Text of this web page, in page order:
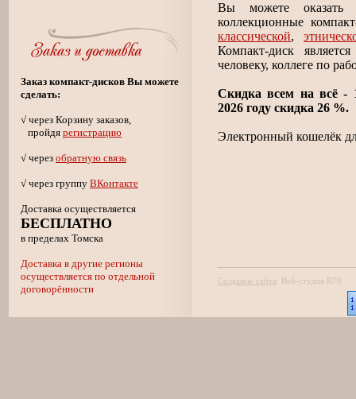
Заказ компакт-дисков Вы можете
сделать:
√ через Корзину заказов,
пройдя регистрацию
√ через обратную связь
√ через группу ВКонтакте
Доставка осуществляется
БЕСПЛАТНО
в пределах Томска
Доставка в другие регионы
осуществляется по отдельной
договорённости
Вы можете оказать
коллекционные
классической,
Компакт-диск
человеку, коллеге по
Скидка всем на всё -
2026 году скидка 26 %.
Электронный кошелёк
Создание сайта: Веб-студия R70